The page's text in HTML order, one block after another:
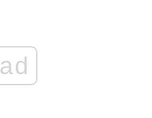
ad